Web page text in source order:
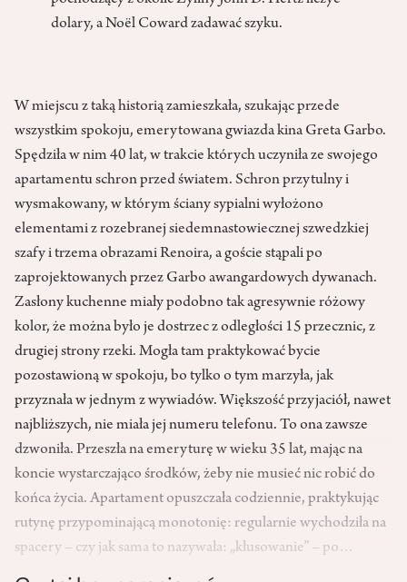
dolary, a Noël Coward zadawać szyku.
W miejscu z taką historią zamieszkała, szukając przede
wszystkim spokoju, emerytowana gwiazda kina Greta Garbo.
Spędziła w nim 40 lat, w trakcie których uczyniła ze swojego
apartamentu schron przed światem. Schron przytulny i
wysmakowany, w którym ściany sypialni wyłożono
elementami z rozebranej siedemnastowiecznej szwedzkiej
szafy i trzema obrazami Renoira, a goście stąpali po
zaprojektowanych przez Garbo awangardowych dywanach.
Zasłony kuchenne miały podobno tak agresywnie różowy
kolor, że można było je dostrzec z odległości 15 przecznic, z
drugiej strony rzeki. Mogła tam praktykować bycie
pozostawioną w spokoju, bo tylko o tym marzyła, jak
przyznała w jednym z wywiadów. Większość przyjaciół, nawet
najbliższych, nie miała jej numeru telefonu. To ona zawsze
dzwoniła. Przeszła na emeryturę w wieku 35 lat, mając na
koncie wystarczająco środków, żeby nie musieć nic robić do
końca życia. Apartament opuszczała codziennie, praktykując
rutynę przypominającą monotonię: regularnie wychodziła na
spacery – czy jak sama to nazywała: „kłusowanie” – po…